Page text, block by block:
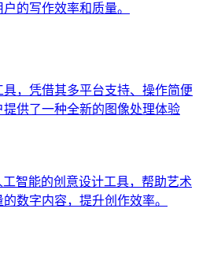
的写作效率和质量。
，凭借其多平台支持、操作简便
供了一种全新的图像处理体验
工智能的创意设计工具，帮助艺术
数字内容，提升创作效率。